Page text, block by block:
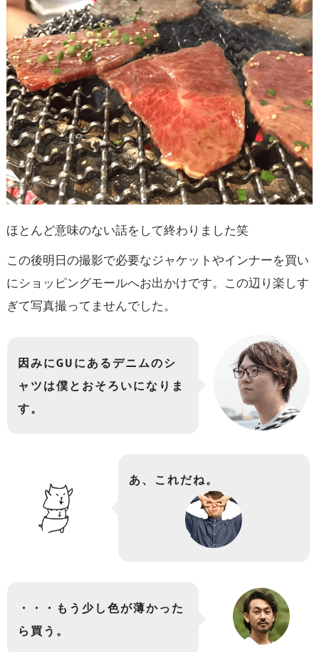
ほとんど意味のない話をして終わりました笑
この後明日の撮影で必要なジャケットやインナーを買い
にショッピングモールへお出かけです。この辺り楽しす
ぎて写真撮ってませんでした。
因みにGUにあるデニムのシ
ャツは僕とおそろいになりま
す。
あ、これだね。
・・・もう少し色が薄かった
ら買う。